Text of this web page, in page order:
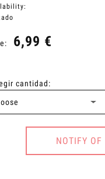
6,99 €
cantidad:
NOTIFY